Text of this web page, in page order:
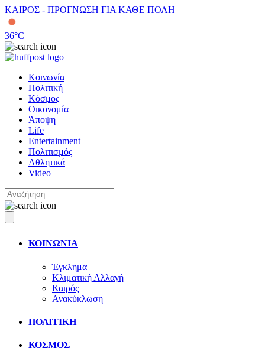
ΚΑΙΡΟΣ - ΠΡΟΓΝΩΣΗ ΓΙΑ ΚΑΘΕ ΠΟΛΗ
36°C
Κοινωνία
Πολιτική
Κόσμος
Οικονομία
Άποψη
Life
Entertainment
Πολιτισμός
Αθλητικά
Video
ΚΟΙΝΩΝΙΑ
Έγκλημα
Κλιματική Αλλαγή
Καιρός
Ανακύκλωση
ΠΟΛΙΤΙΚΗ
ΚΟΣΜΟΣ